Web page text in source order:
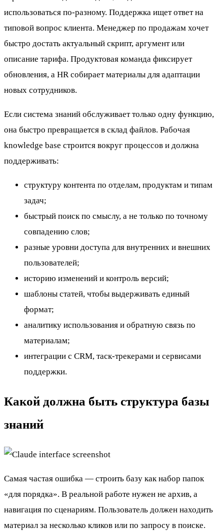
использоваться по-разному. Поддержка ищет ответ на
типовой вопрос клиента. Менеджер по продажам хочет
быстро достать актуальный скрипт, аргумент или
описание тарифа. Продуктовая команда фиксирует
обновления, а HR собирает материалы для адаптации
новых сотрудников.
Если система знаний обслуживает только одну функцию,
она быстро превращается в склад файлов. Рабочая
knowledge base строится вокруг процессов и должна
поддерживать:
структуру контента по отделам, продуктам и типам
задач;
быстрый поиск по смыслу, а не только по точному
совпадению слов;
разные уровни доступа для внутренних и внешних
пользователей;
историю изменений и контроль версий;
шаблоны статей, чтобы выдерживать единый
формат;
аналитику использования и обратную связь по
материалам;
интеграции с CRM, таск-трекерами и сервисами
поддержки.
Какой должна быть структура базы
знаний
Самая частая ошибка — строить базу как набор папок
«для порядка». В реальной работе нужен не архив, а
навигация по сценариям. Пользователь должен находить
материал за несколько кликов или по запросу в поиске.